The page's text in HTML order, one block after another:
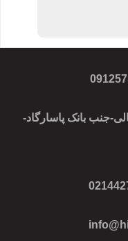
جنب بانک پاسارگاد-